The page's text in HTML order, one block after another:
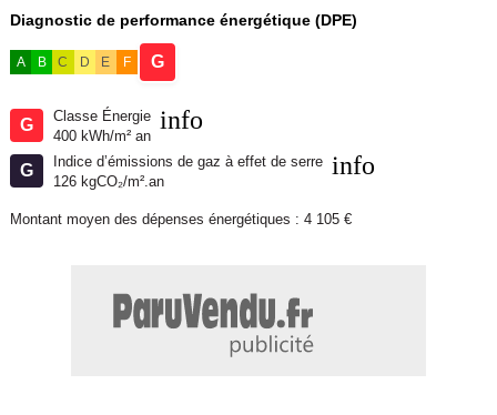
Diagnostic de performance énergétique (DPE)
A B C D E F G
G
Classe Énergie
400 kWh/m² an
info
G
Indice d’émissions de gaz à effet de serre
126 kgCO₂/m².an
info
Montant moyen des dépenses énergétiques : 4 105 €